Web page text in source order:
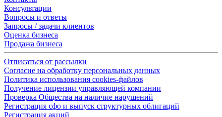
Консультации
Вопросы и ответы
Запросы / задачи клиентов
Оценка бизнеса
Продажа бизнеса
Отписаться от рассылки
Согласие на обработку персональных данных
Политика использования cookies-файлов
Получение лицензии управляющей компании
Проверка Общества на наличие нарушений
Регистрация сфо и выпуск структурных облигаций
Регистрация акций